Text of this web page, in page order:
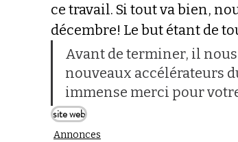
ce travail. Si tout va bien,
décembre! Le but étant de
Avant de terminer, il
nouveaux accélérateurs
immense merci pour
site web
Annonces